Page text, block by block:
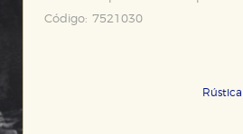
Código: 7521030